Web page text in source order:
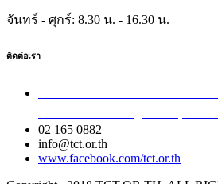
จันทร์ - ศุกร์: 8.30 น. - 16.30 น.
ติดต่อเรา
02 165 0882
info@tct.or.th
www.facebook.com/tct.or.th